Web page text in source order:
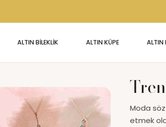
ALTIN BİLEKLİK ALTIN KÜPE ALTIN
Moda
etmek